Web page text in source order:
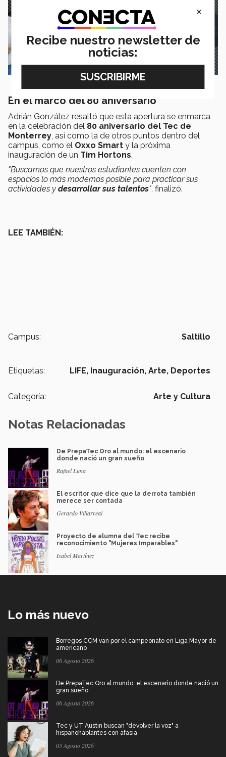
En el marco del 80 aniversario
Adrián González resaltó que esta apertura se enmarca
en la celebración del 80 aniversario del Tec de
Monterrey , así como la de otros puntos dentro del
campus, como el Oxxo Smart y la próxima
inauguración de un Tim Hortons.
"Buscamos que nuestros estudiantes cuenten con
espacios lo más modernos posible para practicar sus
actividades y desarrollar sus talentos" , finalizó.
LEE TAMBIÉN:
Campus: Saltillo
Etiquetas: LIFE, Inauguración, Arte, Deportes
Categoría: Arte y Cultura
Notas Relacionadas
De PrepaTec Qro al mundo: el escenario
donde nació un gran sueño
Rafael Luna
El escritor que dice que la derrota también
merece ser contada
Gerardo Villarreal
Proyecto de alumna del Tec recibe
reconocimiento "Mujeres Imparables"
Isabel Martínez
Lo más nuevo
Borregos CCM van por el campeonato en Liga Mayor de
americano
06 Agosto 2026
De PrepaTec Qro al mundo: el escenario donde nació un
gran sueño
06 Agosto 2026
Tec y UT Austin buscan "devolver la voz" a
hispanohablantes con afasia
05 Agosto 2026
×
Recibe nuestro newsletter de
noticias: